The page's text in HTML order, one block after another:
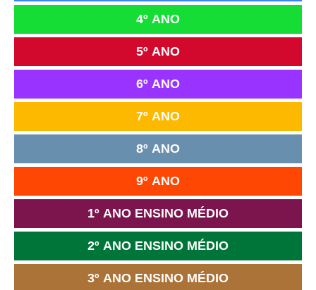
4º ANO
5º ANO
6º ANO
7º ANO
8º ANO
9º ANO
1º ANO ENSINO MÉDIO
2º ANO ENSINO MÉDIO
3º ANO ENSINO MÉDIO